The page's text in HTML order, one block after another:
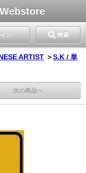
ン 検索
ARTIST ＞S.K / 単
次の商品へ